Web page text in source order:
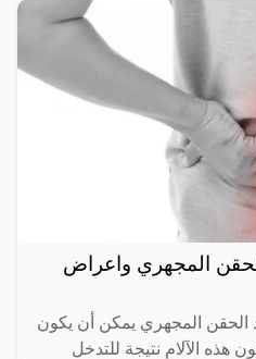
المجهري واعراض
الحقن المجهري يمكن أن يكون
هذه الآلام نتيجة للتدخل